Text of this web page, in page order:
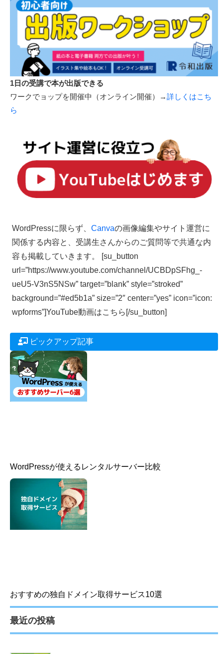
1日の受講で本が出版できる
ワークでョップを開催中（オンライン開催）→詳しくはこち
ら
WordPressに限らず、 Canvaの画像編集やサイト運営に
関係する内容と、受講生さんからのご質問等で共通な内
容も掲載していきます。 [su_button
url=”https://www.youtube.com/channel/UCBDpSFhg_-
ueU5-V3nS5NSw” target=”blank” style=”stroked”
background=”#ed5b1a” size=”2″ center=”yes” icon=”icon:
wpforms”]YouTube動画はこちら[/su_button]
ピックアップ記事
WordPressが使えるレンタルサーバー比較
おすすめの独自ドメイン取得サービス10選
最近の投稿